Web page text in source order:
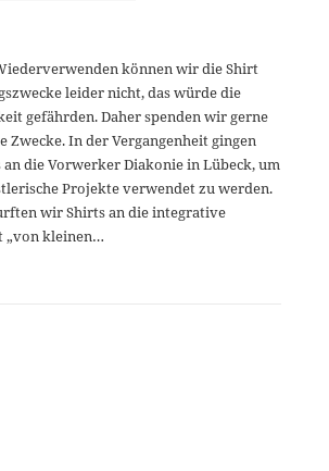
können wir die Shirt
leider nicht, das würde die
gefährden. Daher spenden wir gerne
Zwecke. In der Vergangenheit gingen
die Vorwerker Diakonie in Lübeck, um
Projekte verwendet zu werden.
wir Shirts an die integrative
„von kleinen…